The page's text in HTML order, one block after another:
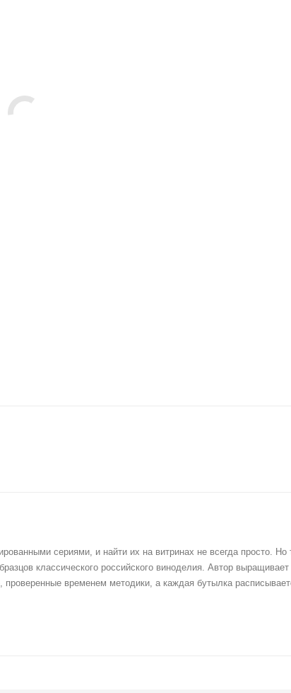
сериями, и найти их на витринах не всегда просто. Но
классического российского виноделия. Автор выращивает
временем методики, а каждая бутылка